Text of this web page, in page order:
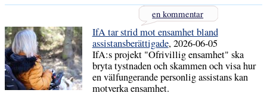
en kommentar
IfA tar strid mot ensamhet bland
assistansberättigade, 2026-06-05
IfA:s projekt "Ofrivillig ensamhet" ska
bryta tystnaden och skammen och visa hur
en välfungerande personlig assistans kan
motverka ensamhet.